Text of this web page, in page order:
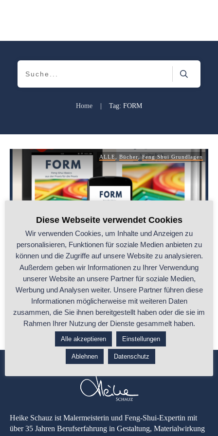
Home Tag: FORM
ALLE Bücher ,Feng Shui Grundlagen
Die FORM – wichtiges Basis Wissen des Feng
Shui
Die FORM ist ein sehr wichtiges Basic innerhalb der 5-Elemente-
Lehre. Überall umgeben uns Formen ...
...ganzen Beitrag lesen
Heike Schauz ist Malermeisterin und Feng-Shui-Expertin mit
über 35 Jahren Berufserfahrung in Gestaltung, Materialwirkung
Diese Webseite verwendet Cookies
Wir verwenden Cookies, um Inhalte und Anzeigen zu
personalisieren, Funktionen für soziale Medien anbieten zu
können und die Zugriffe auf unsere Website zu analysieren.
Außerdem geben wir Informationen zu Ihrer Verwendung
unserer Website an unsere Partner für soziale Medien,
Werbung und Analysen weiter. Unsere Partner führen diese
Informationen möglicherweise mit weiteren Daten
zusammen, die Sie ihnen bereitgestellt haben oder die sie im
Rahmen Ihrer Nutzung der Dienste gesammelt haben.
Alle akzeptieren Einstellungen
Ablehnen Datenschutz